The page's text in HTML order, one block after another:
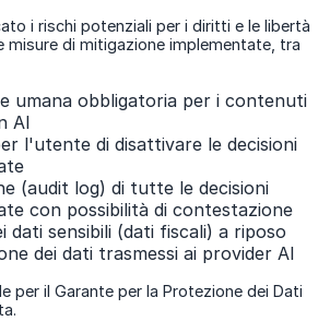
i rischi potenziali per i diritti e le libertà
misure di mitigazione implementate, tra
umana obbligatoria per i contenuti
AI
l'utente di disattivare le decisioni
(audit log) di tutte le decisioni
con possibilità di contestazione
dati sensibili (dati fiscali) a riposo
dei dati trasmessi ai provider AI
per il Garante per la Protezione dei Dati